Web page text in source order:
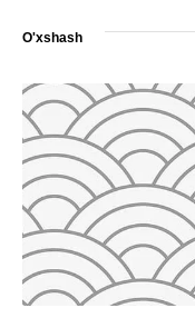
O'xshash